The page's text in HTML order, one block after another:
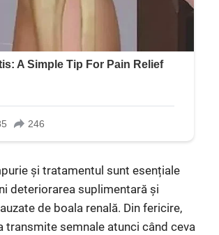
și tratamentul sunt esențiale
deteriorarea suplimentară și
de boala renală. Din fericire,
transmite semnale atunci când ceva